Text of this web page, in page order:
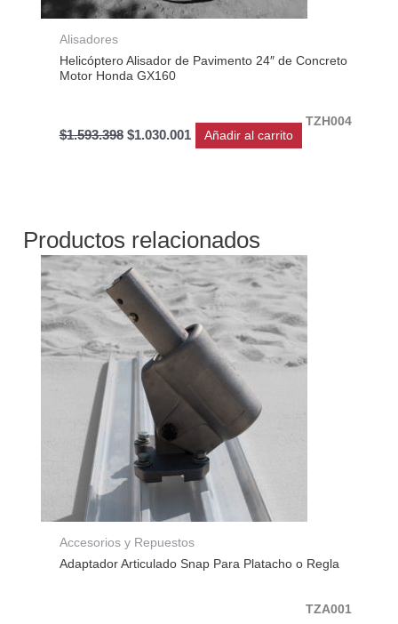
Alisadores
Helicóptero Alisador de Pavimento 24″ de Concreto
Motor Honda GX160
TZH004
$1.593.398 $1.030.001 Añadir al carrito
Productos relacionados
Accesorios y Repuestos
Adaptador Articulado Snap Para Platacho o Regla
TZA001